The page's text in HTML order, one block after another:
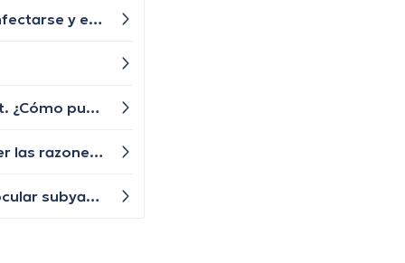
¿Es normal tener ampollas y costras en la piel cuando se tiene dermatitis aguda? Me preocupa que puedan infectarse y empeorar mi condición.
Me preocupa que pueda tener un problema de tiroides. Tengo varios de los síntomas que he visto en internet. ¿Cómo puedo confirmarlo?
He notado un aumento en la frecuencia de los escalofríos y temblores sin causa aparente. ¿Cuáles podrían ser las razones detrás de estos escalofríos y cuándo debería preocuparme?
He notado un cambio en mi visión, con destellos y manchas flotantes, ¿es posible que haya algún problema ocular subyacente?